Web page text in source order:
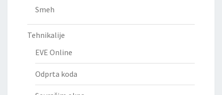
Smeh
Tehnikalije
EVE Online
Odprta koda